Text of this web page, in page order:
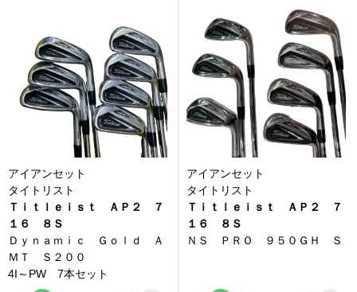
アイアンセット
タイトリスト
Ｔｉｔｌｅｉｓｔ ＡＰ２ ７
１６ ８Ｓ
Ｄｙｎａｍｉｃ Ｇｏｌｄ Ａ
ＭＴ Ｓ２００
4I～PW 7本セット
アイアンセット
タイトリスト
Ｔｉｔｌｅｉｓｔ ＡＰ２ ７
１６ ８Ｓ
ＮＳ ＰＲＯ ９５０ＧＨ Ｓ